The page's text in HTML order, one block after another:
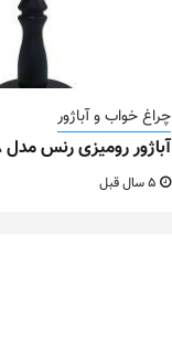
چراغ خواب و آباژور
آباژور رومیزی رنس مدل A2-10088